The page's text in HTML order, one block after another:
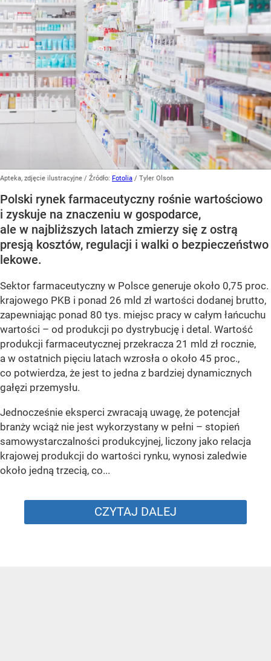
Apteka, zdjęcie ilustracyjne / Źródło: Fotolia / Tyler Olson
Polski rynek farmaceutyczny rośnie wartościowo
i zyskuje na znaczeniu w gospodarce,
ale w najbliższych latach zmierzy się z ostrą
presją kosztów, regulacji i walki o bezpieczeństwo
lekowe.
Sektor farmaceutyczny w Polsce generuje około 0,75 proc.
krajowego PKB i ponad 26 mld zł wartości dodanej brutto,
zapewniając ponad 80 tys. miejsc pracy w całym łańcuchu
wartości – od produkcji po dystrybucję i detal. Wartość
produkcji farmaceutycznej przekracza 21 mld zł rocznie,
a w ostatnich pięciu latach wzrosła o około 45 proc.,
co potwierdza, że jest to jedna z bardziej dynamicznych
gałęzi przemysłu.
Jednocześnie eksperci zwracają uwagę, że potencjał
branży wciąż nie jest wykorzystany w pełni – stopień
samowystarczalności produkcyjnej, liczony jako relacja
krajowej produkcji do wartości rynku, wynosi zaledwie
około jedną trzecią, co...
CZYTAJ DALEJ